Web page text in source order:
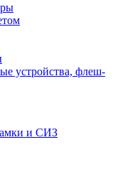
устройства, флеш-
и СИЗ